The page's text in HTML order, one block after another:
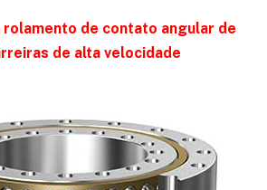
rolamento de contato angular de
de alta velocidade